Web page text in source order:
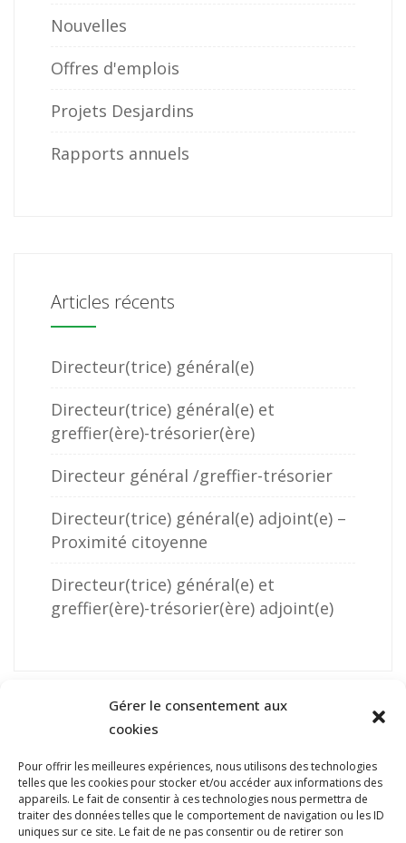
Gérer le consentement aux
cookies
Pour offrir les meilleures expériences, nous utilisons des technologies
telles que les cookies pour stocker et/ou accéder aux informations des
appareils. Le fait de consentir à ces technologies nous permettra de
traiter des données telles que le comportement de navigation ou les ID
uniques sur ce site. Le fait de ne pas consentir ou de retirer son
Nouvelles
Offres d'emplois
Projets Desjardins
Rapports annuels
Articles récents
Directeur(trice) général(e)
Directeur(trice) général(e) et
greffier(ère)-trésorier(ère)
Directeur général /greffier-trésorier
Directeur(trice) général(e) adjoint(e) –
Proximité citoyenne
Directeur(trice) général(e) et
greffier(ère)-trésorier(ère) adjoint(e)
NOUS JOINDRE
400, boulevard Jean-Lesage